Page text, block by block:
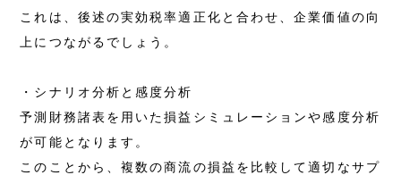
これは、後述の実効税率適正化と合わせ、企業価値の向
上につながるでしょう。
・シナリオ分析と感度分析
予測財務諸表を用いた損益シミュレーションや感度分析
が可能となります。
このことから、複数の商流の損益を比較して適切なサプ